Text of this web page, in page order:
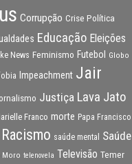
Corrupção Crise Política
Educação Eleições
News Feminismo Futebol Globo
Impeachment Jair
Justiça Lava Jato
Franco morte Papa Francisco
Racismo saúde mental
Saúde
Moro telenovela Televisão Temer